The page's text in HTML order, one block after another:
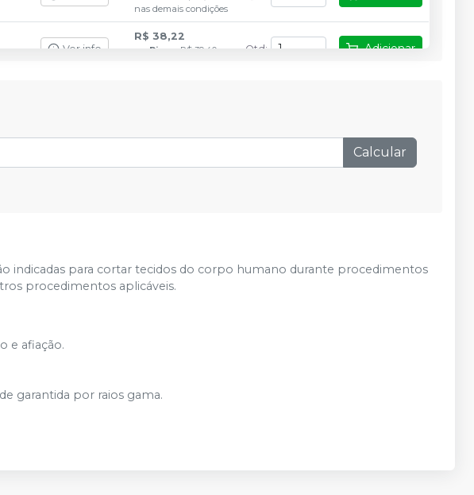
nas demais condições
Ver info
R$ 38,22
Pix
R$ 39,40
Qtd: Adicionar
Adicionar
Calcular
indicadas para cortar tecidos do corpo humano durante procedimentos
procedimentos aplicáveis.
e afiação.
garantida por raios gama.